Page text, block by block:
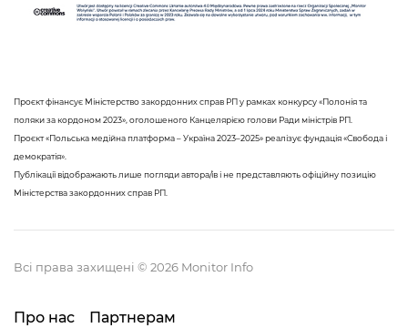
Проєкт фінансує Міністерство закордонних справ РП у рамках конкурсу «Полонія та
поляки за кордоном 2023», оголошеного Канцелярією голови Ради міністрів РП.
Проєкт «Польська медійна платформа – Україна 2023–2025» реалізує фундація «Свобода і
демократія».
Публікації відображають лише погляди автора/ів і не представляють офіційну позицію
Міністерства закордонних справ РП.
Всі права захищені © 2026 Monitor Info
Про нас Партнерам